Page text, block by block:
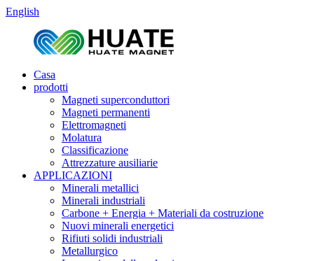
English
Casa
prodotti
Magneti superconduttori
Magneti permanenti
Elettromagneti
Molatura
Classificazione
Attrezzature ausiliarie
APPLICAZIONI
Minerali metallici
Minerali industriali
Carbone + Energia + Materiali da costruzione
Nuovi minerali energetici
Rifiuti solidi industriali
Metallurgico